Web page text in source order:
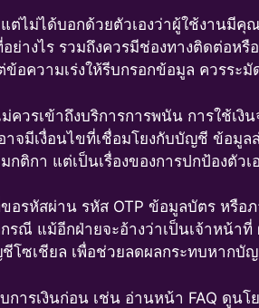
ต่ไม่ได้บอกด้วยตัวเองว่าผู้ใช้งาน
ย่างไร รวมถึงควรมีช่องทางติดต่อ
อความเร่งให้รีบกรอกข้อมูล ควรระมั
รเข้าถึงบริการการพนัน การใช้เงิ
จมีเงื่อนไขที่เชื่อมโยงกับบัญชี ข้อมู
ติกา แต่เป็นเรื่องของการปกป้องตัว
หัสผ่าน รหัส OTP ข้อมูลบัตร หรือ
ณี แม้อีกฝ่ายจะอ้างว่าเป็นเจ้าหน้า
โซเชียล เพื่อช่วยลดผลกระทบหาก
ารเงินก่อน เช่น อ่านหน้า FAQ ดู